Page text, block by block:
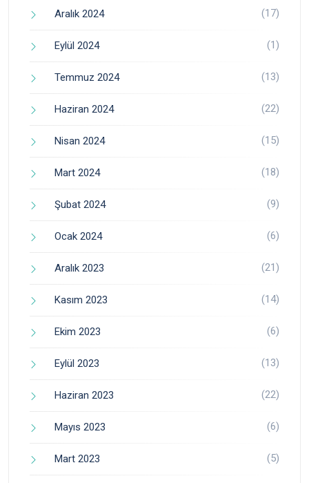
Aralık 2024 (17)
Eylül 2024 (1)
Temmuz 2024 (13)
Haziran 2024 (22)
Nisan 2024 (15)
Mart 2024 (18)
Şubat 2024 (9)
Ocak 2024 (6)
Aralık 2023 (21)
Kasım 2023 (14)
Ekim 2023 (6)
Eylül 2023 (13)
Haziran 2023 (22)
Mayıs 2023 (6)
Mart 2023 (5)